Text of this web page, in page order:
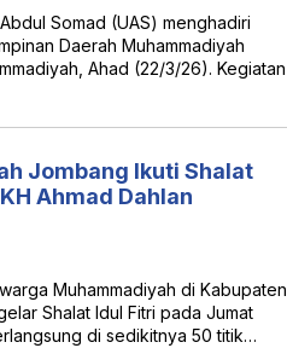
Somad (UAS) menghadiri
Daerah Muhammadiyah
Ahad (22/3/26). Kegiatan
Jombang Ikuti Shalat
Ahmad Dahlan
Muhammadiyah di Kabupaten
Shalat Idul Fitri pada Jumat
di sedikitnya 50 titik…